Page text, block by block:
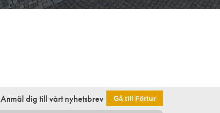
Anmäl dig till vårt nyhetsbrev Gå till Förtur